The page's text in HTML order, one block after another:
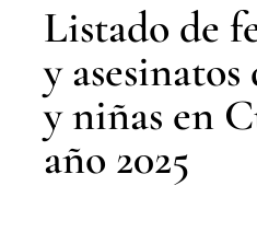
Listado de
y
y niñas en
año 2025